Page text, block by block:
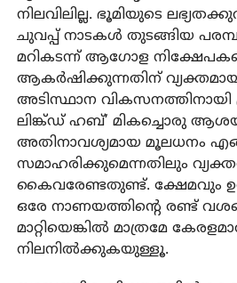
നിലവിലില്ല. ഭൂമിയുടെ
ചുവപ്പ് നാടകള്‍ തുടങ്ങിയ
മറികടന്ന് ആഗോള
ആകര്‍ഷിക്കുന്നതിന് വ്യക്തമായ
അടിസ്ഥാന വികസനത്തിനായി
ലിങ്ക്ഡ് ഹബ്’ മികച്ചൊരു
അതിനാവശ്യമായ മൂലധനം
സമാഹരിക്കുമെന്നതിലും
കൈവരേണ്ടതുണ്ട്. ക്ഷേമവും
ഒരേ നാണയത്തിന്റെ രണ്ട്
മാറ്റിയെങ്കില്‍ മാത്രമേ
നിലനില്‍ക്കുകയുള്ളൂ.